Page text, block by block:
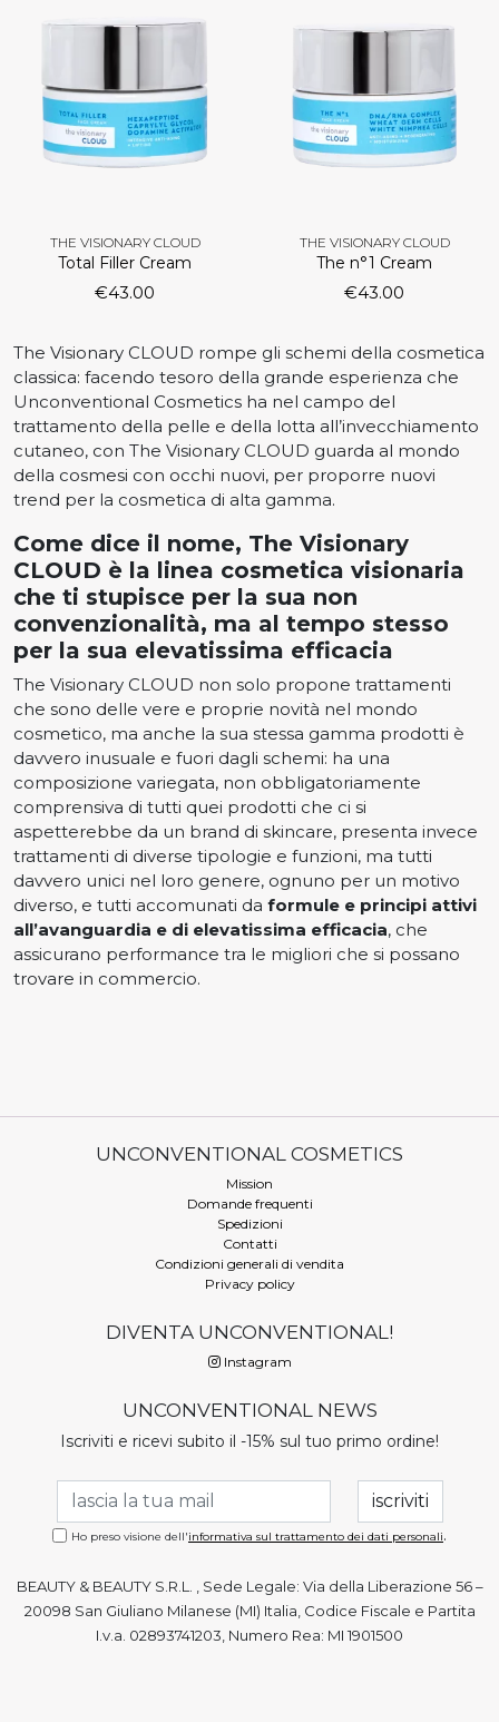
THE VISIONARY CLOUD
Total Filler Cream
€43.00
THE VISIONARY CLOUD
The n°1 Cream
€43.00
The Visionary CLOUD rompe gli schemi della cosmetica
classica: facendo tesoro della grande esperienza che
Unconventional Cosmetics ha nel campo del
trattamento della pelle e della lotta all’invecchiamento
cutaneo, con The Visionary CLOUD guarda al mondo
della cosmesi con occhi nuovi, per proporre nuovi
trend per la cosmetica di alta gamma.
Come dice il nome, The Visionary
CLOUD è la linea cosmetica visionaria
che ti stupisce per la sua non
convenzionalità, ma al tempo stesso
per la sua elevatissima efficacia
The Visionary CLOUD non solo propone trattamenti
che sono delle vere e proprie novità nel mondo
cosmetico, ma anche la sua stessa gamma prodotti è
davvero inusuale e fuori dagli schemi: ha una
composizione variegata, non obbligatoriamente
comprensiva di tutti quei prodotti che ci si
aspetterebbe da un brand di skincare, presenta invece
trattamenti di diverse tipologie e funzioni, ma tutti
davvero unici nel loro genere, ognuno per un motivo
diverso, e tutti accomunati da formule e principi attivi
all’avanguardia e di elevatissima efficacia, che
assicurano performance tra le migliori che si possano
trovare in commercio.
UNCONVENTIONAL COSMETICS
Mission
Domande frequenti
Spedizioni
Contatti
Condizioni generali di vendita
Privacy policy
DIVENTA UNCONVENTIONAL!
Instagram
UNCONVENTIONAL NEWS
Iscriviti e ricevi subito il -15% sul tuo primo ordine!
Ho preso visione dell'informativa sul trattamento dei dati personali.
BEAUTY & BEAUTY S.R.L. , Sede Legale: Via della Liberazione 56 –
20098 San Giuliano Milanese (MI) Italia, Codice Fiscale e Partita
I.v.a. 02893741203, Numero Rea: MI 1901500